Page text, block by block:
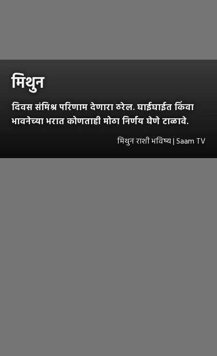
मिथुन
दिवस संमिश्र परिणाम देणारा ठरेल. घाईघाईत किंवा
भावनेच्या भरात कोणताही मोठा निर्णय घेणे टाळावे.
मिथुन राशी भविष्य | Saam TV